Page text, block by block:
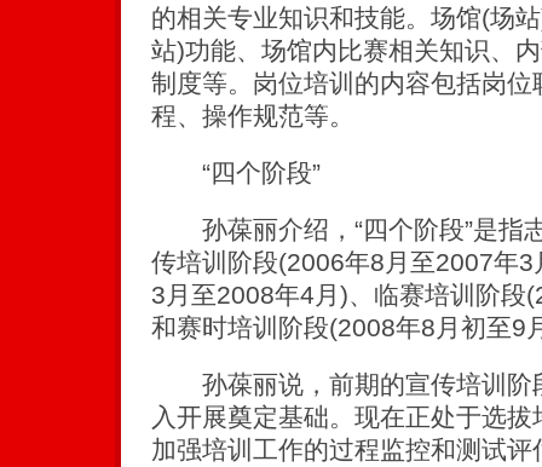
的相关专业知识和技能。场馆(场
站)功能、场馆内比赛相关知识、
制度等。岗位培训的内容包括岗
程、操作规范等。
“四个阶段”
孙葆丽介绍，“四个阶段”是指
传培训阶段(2006年8月至2007年
3月至2008年4月)、临赛培训阶段
和赛时培训阶段(2008年8月初至9
孙葆丽说，前期的宣传培训阶
入开展奠定基础。现在正处于选
加强培训工作的过程监控和测试